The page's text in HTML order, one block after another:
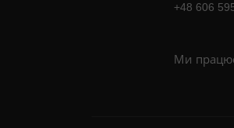
+48 606
Ми